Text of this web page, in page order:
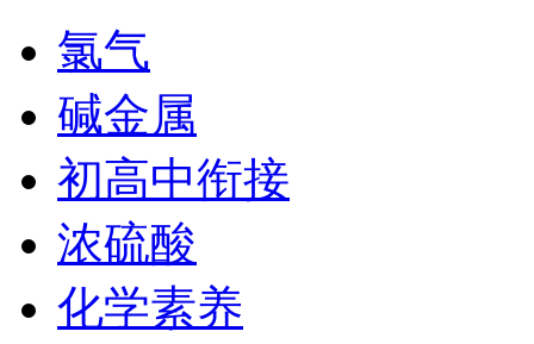
氯气
碱金属
初高中衔接
浓硫酸
化学素养